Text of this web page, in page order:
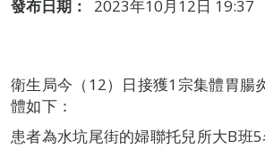
發布日期：
2023年10月12日 19:37
衛生局今（12）日接獲1宗集體胃腸
體如下：
患者為水坑尾街的婦聯托兒所大B班5